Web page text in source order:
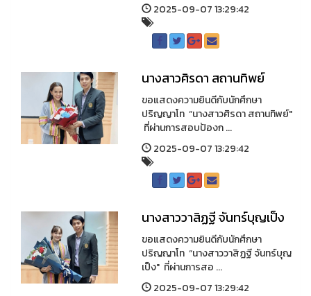
2025-09-07 13:29:42
นางสาวศิรดา สถานทิพย์
ขอแสดงความยินดีกับนักศึกษา
ปริญญาโท “นางสาวศิรดา สถานทิพย์"
ที่ผ่านการสอบป้องก ...
2025-09-07 13:29:42
นางสาววาสิฏฐี จันทร์บุญเป็ง
ขอแสดงความยินดีกับนักศึกษา
ปริญญาโท “นางสาววาสิฏฐี จันทร์บุญ
เป็ง" ที่ผ่านการสอ ...
2025-09-07 13:29:42